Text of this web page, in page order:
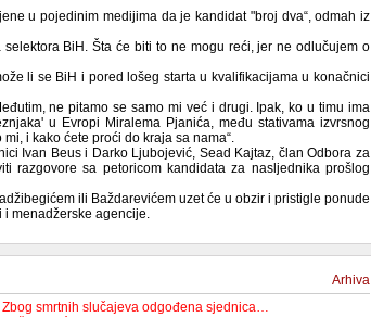
u pojedinim medijima da je kandidat "broj dva“, odmah iz
BiH. Šta će biti to ne mogu reći, jer ne odlučujem o
li se BiH i pored lošeg starta u kvalifikacijama u konačnici
ne pitamo se samo mi već i drugi. Ipak, ko u timu ima
u Evropi Miralema Pjanića, među stativama izvrsnog
i kako ćete proći do kraja sa nama“.
Ivan Beus i Darko Ljubojević, Sead Kajtaz, član Odbora za
razgovore sa petoricom kandidata za nasljednika prošlog
ili Baždarevićem uzet će u obzir i pristigle ponude
i menadžerske agencije.
Arhiva
Zbog smrtnih slučajeva odgođena sjednica…